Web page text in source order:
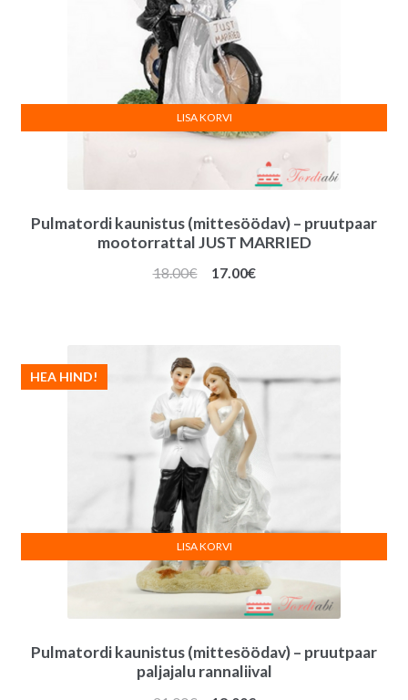
Pulmatordi kaunistus (mittesöödav) – pruutpaar
mootorrattal JUST MARRIED
18.00€
Algne
17.00€Praegune
LISA KORVI
Pulmatordi kaunistus (mittesöödav) – pruutpaar
paljajalu rannaliival
HEA HIND!
LISA KORVI